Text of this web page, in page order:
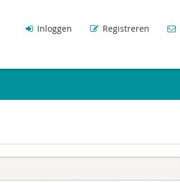
Inloggen Registreren